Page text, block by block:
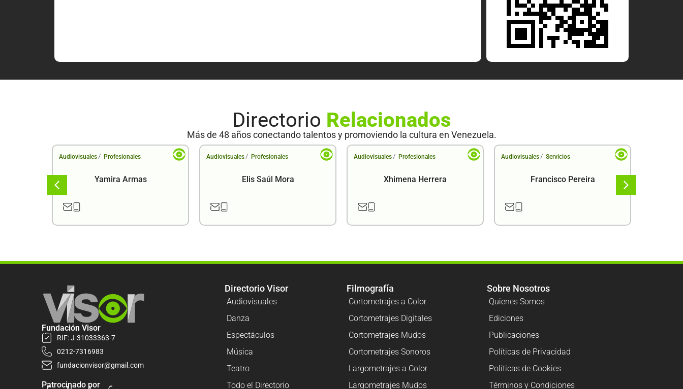
Directorio Relacionados
Más de 48 años conectando talentos y promoviendo la cultura en Venezuela.
Audiovisuales / Profesionales
Yamira Armas
Audiovisuales / Profesionales
Elis Saúl Mora
Audiovisuales / Profesionales
Xhimena Herrera
Audiovisuales / Servicios
Francisco Pereira
Fundación Visor
RIF: J-31033363-7
0212-7316983
fundacionvisor@gmail.com
Patrocinado por
Directorio Visor
Audiovisuales
Danza
Espectáculos
Música
Teatro
Todo el Directorio
Filmografía
Cortometrajes a Color
Cortometrajes Digitales
Cortometrajes Mudos
Cortometrajes Sonoros
Largometrajes a Color
Largometrajes Mudos
Sobre Nosotros
Quienes Somos
Ediciones
Publicaciones
Políticas de Privacidad
Políticas de Cookies
Términos y Condiciones